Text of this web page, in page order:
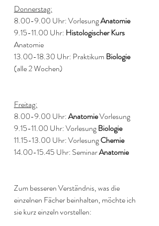
Donnerstag:
8.00-9.00 Uhr: Vorlesung Anatomie
9.15-11.00 Uhr: Histologischer Kurs
Anatomie
13.00-18.30 Uhr: Praktikum Biologie
(alle 2 Wochen)
Freitag:
8.00-9.00 Uhr: Anatomie Vorlesung
9.15-11.00 Uhr: Vorlesung Biologie
11.15-13.00 Uhr: Vorlesung Chemie
14.00-15.45 Uhr: Seminar Anatomie
Zum besseren Verständnis, was die
einzelnen Fächer beinhalten, möchte ich
sie kurz einzeln vorstellen: